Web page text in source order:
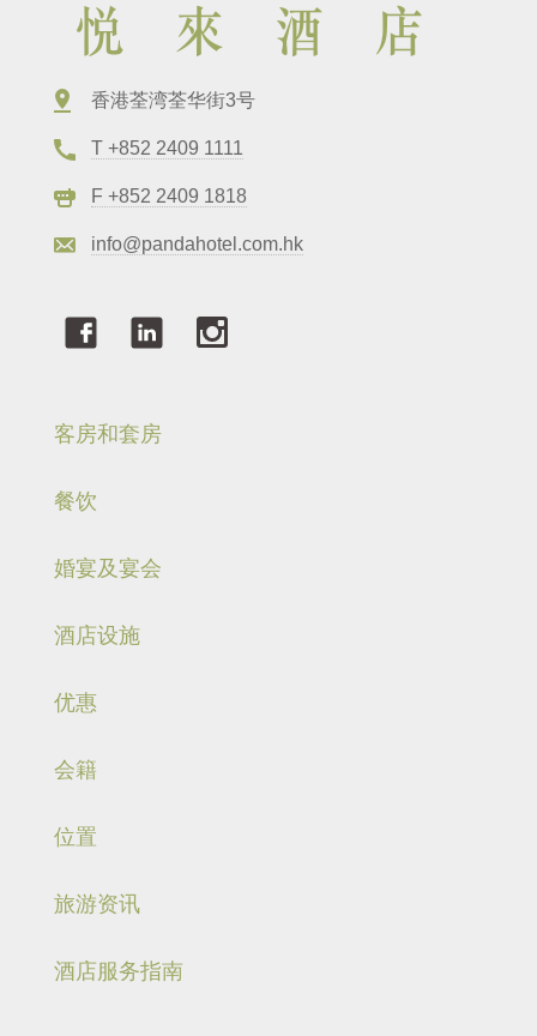
香港荃湾荃华街3号
T +852 2409 1111
F +852 2409 1818
info@pandahotel.com.hk
客房和套房
餐饮
婚宴及宴会
酒店设施
优惠
会籍
位置
旅游资讯
酒店服务指南